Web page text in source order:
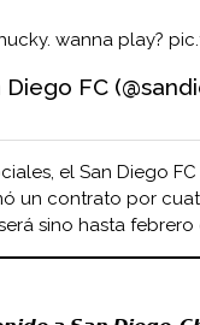
wanna play?
FC
el San Diego
un contrato por
sino hasta febrero